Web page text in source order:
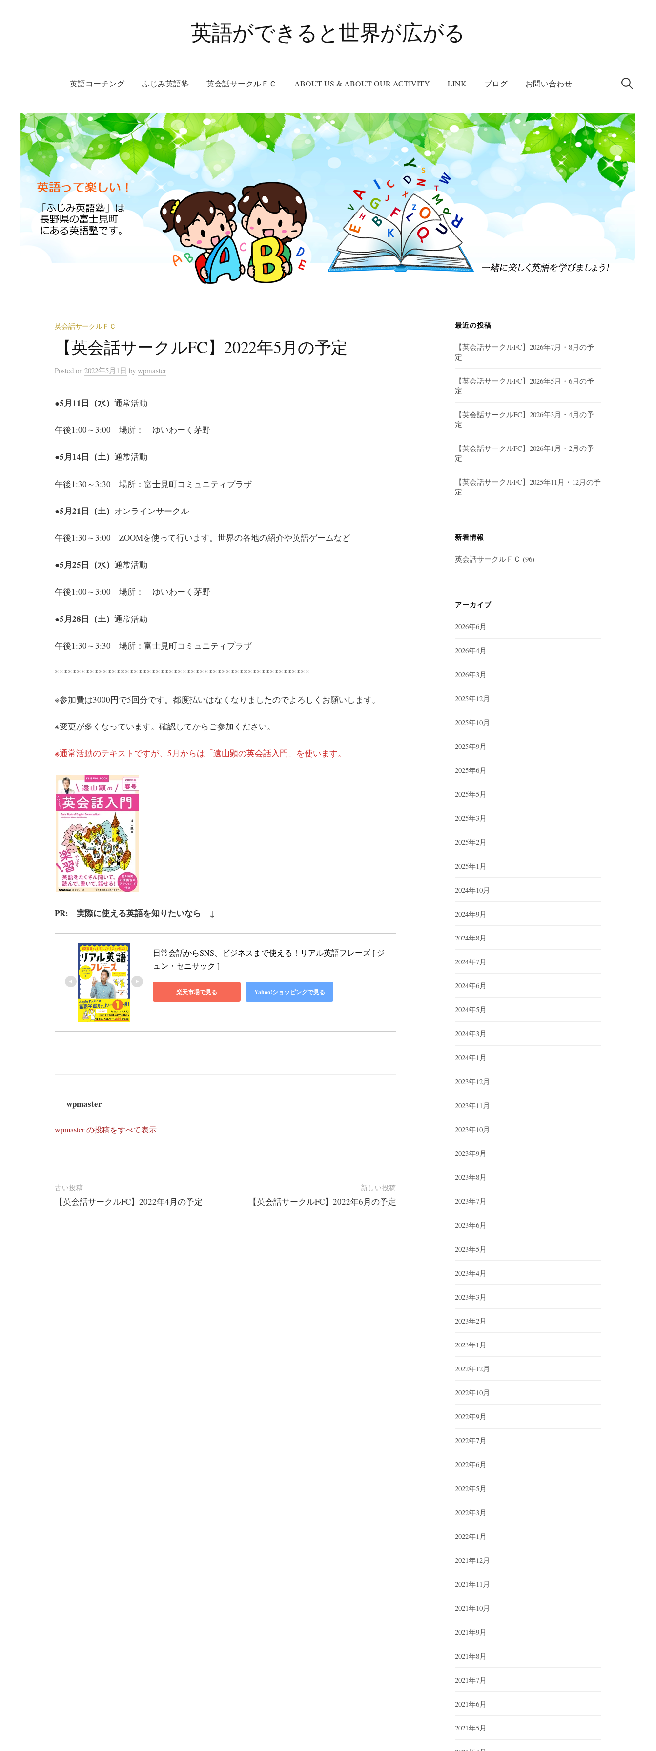
キ
ッ
プ
英語ができると世界が広がる
英語コーチング ふじみ英語塾 英会話サークルＦＣ ABOUT US & ABOUT OUR ACTIVITY LINK ブログ お問い合わせ
検
索:
英会話サークルＦＣ
【英会話サークルFC】2022年5月の予定
Posted on 2022年5月1日 by wpmaster
●5月11日（水） 通常活動
午後1:00～3:00 場所： ゆいわーく茅野
●5月14日（土） 通常活動
午後1:30～3:30 場所：富士見町コミュニティプラザ
●5月21日（土） オンラインサークル
午後1:30～3:00 ZOOMを使って行います。世界の各地の紹介や英語ゲームなど
●5月25日（水） 通常活動
午後1:00～3:00 場所： ゆいわーく茅野
●5月28日（土） 通常活動
午後1:30～3:30 場所：富士見町コミュニティプラザ
**********************************************************
※参加費は3000円で5回分です。都度払いはなくなりましたのでよろしくお願いします。
※変更が多くなっています。確認してからご参加ください。
※通常活動のテキストですが、5月からは「遠山顕の英会話入門」を使います。
PR: 実際に使える英語を知りたいなら ↓
日常会話からSNS、ビジネスまで使える！リアル英語フレーズ [ ジ
ュン・セニサック ]
楽天市場で見る Yahoo!ショッピングで見る
wpmaster
wpmaster の投稿をすべて表示
投
稿
古い投稿
【英会話サークルFC】2022年4月の予定
新しい投稿
【英会話サークルFC】2022年6月の予定
最近の投稿
【英会話サークルFC】2026年7月・8月の予
定
【英会話サークルFC】2026年5月・6月の予
定
【英会話サークルFC】2026年3月・4月の予
定
【英会話サークルFC】2026年1月・2月の予
定
【英会話サークルFC】2025年11月・12月の予
定
新着情報
英会話サークルＦＣ (96)
アーカイブ
2026年6月
2026年4月
2026年3月
2025年12月
2025年10月
2025年9月
2025年6月
2025年5月
2025年3月
2025年2月
2025年1月
2024年10月
2024年9月
2024年8月
2024年7月
2024年6月
2024年5月
2024年3月
2024年1月
2023年12月
2023年11月
2023年10月
2023年9月
2023年8月
2023年7月
2023年6月
2023年5月
2023年4月
2023年3月
2023年2月
2023年1月
2022年12月
2022年10月
2022年9月
2022年7月
2022年6月
2022年5月
2022年3月
2022年1月
2021年12月
2021年11月
2021年10月
2021年9月
2021年8月
2021年7月
2021年6月
2021年5月